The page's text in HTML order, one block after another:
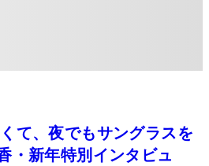
て、夜でもサングラスを
・新年特別インタビュ